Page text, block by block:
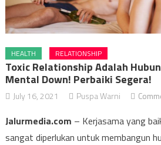
HEALTH RELATIONSHIP
Toxic Relationship Adalah
Mental Down! Perbaiki Segera!
July 16, 2021 Puspa Warni
Jalurmedia.com – Kerjasama yang
sangat diperlukan untuk membangun